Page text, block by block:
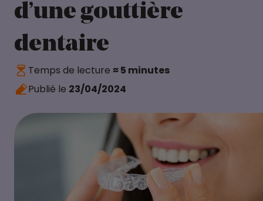
d’une gouttière
dentaire
Temps de lecture ≈ 5 minutes
Publié le 23/04/2024